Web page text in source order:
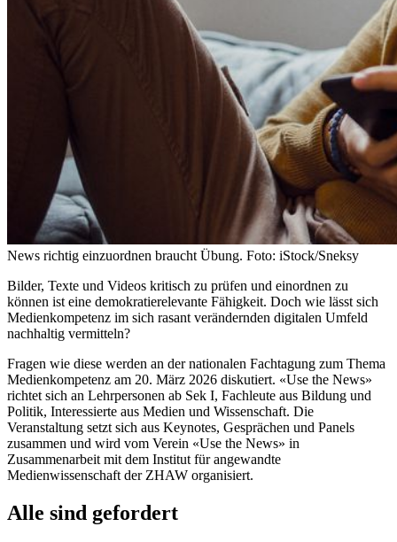
News richtig einzuordnen braucht Übung. Foto: iStock/Sneksy
Bilder, Texte und Videos kritisch zu prüfen und einordnen zu
können ist eine demokratierelevante Fähigkeit. Doch wie lässt sich
Medienkompetenz im sich rasant verändernden digitalen Umfeld
nachhaltig vermitteln?
Fragen wie diese werden an der nationalen Fachtagung zum Thema
Medienkompetenz am 20. März 2026 diskutiert. «Use the News»
richtet sich an Lehrpersonen ab Sek I, Fachleute aus Bildung und
Politik, Interessierte aus Medien und Wissenschaft. Die
Veranstaltung setzt sich aus Keynotes, Gesprächen und Panels
zusammen und wird vom Verein «Use the News» in
Zusammenarbeit mit dem Institut für angewandte
Medienwissenschaft der ZHAW organisiert.
Alle sind gefordert